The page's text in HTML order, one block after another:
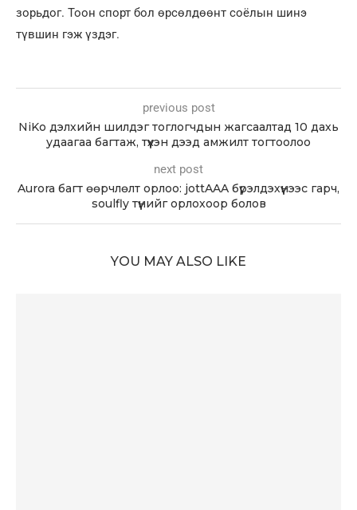
зорьдог. Тоон спорт бол өрсөлдөөнт соёлын шинэ
түвшин гэж үздэг.
previous post
NiKo дэлхийн шилдэг тоглогчдын жагсаалтад 10 дахь
удаагаа багтаж, түүхэн дээд амжилт тогтоолоо
next post
Aurora багт өөрчлөлт орлоо: jottAAA бүрэлдэхүүнээс гарч,
soulfly түүнийг орлохоор болов
YOU MAY ALSO LIKE